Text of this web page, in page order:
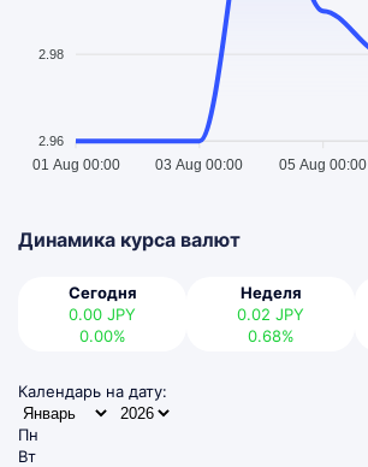
2.98
2.96
01 Aug 00:00 03 Aug 00:00 05 Aug 00:00
Динамика курса валют
Сегодня
0.00 JPY
0.00%
Неделя
0.02 JPY
0.68%
Календарь на дату:
Пн
Вт